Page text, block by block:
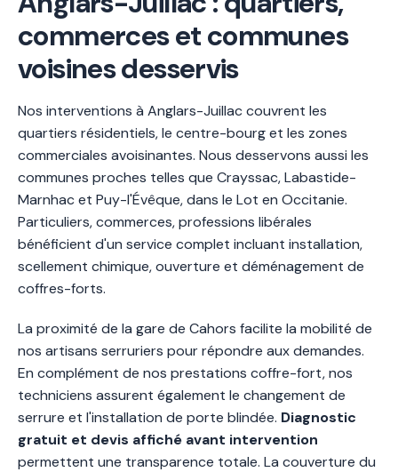
commerces et communes
voisines desservis
Nos interventions à Anglars-Juillac couvrent les
quartiers résidentiels, le centre-bourg et les zones
commerciales avoisinantes. Nous desservons aussi les
communes proches telles que Crayssac, Labastide-
Marnhac et Puy-l'Évêque, dans le Lot en Occitanie.
Particuliers, commerces, professions libérales
bénéficient d'un service complet incluant installation,
scellement chimique, ouverture et déménagement de
coffres-forts.
La proximité de la gare de Cahors facilite la mobilité de
nos artisans serruriers pour répondre aux demandes.
En complément de nos prestations coffre-fort, nos
techniciens assurent également le changement de
serrure et l'installation de porte blindée. Diagnostic
gratuit et devis affiché avant intervention
permettent une transparence totale. La couverture du